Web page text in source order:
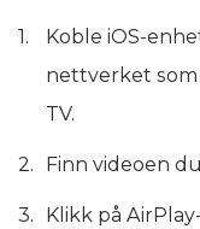
Koble iOS-
nettverket som
TV.
Finn videoen
Klikk på